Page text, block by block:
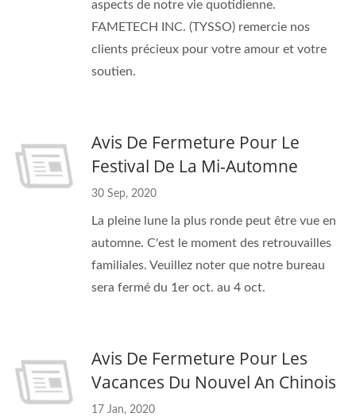
aspects de notre vie quotidienne.
FAMETECH INC. (TYSSO) remercie nos
clients précieux pour votre amour et votre
soutien.
Avis De Fermeture Pour Le
Festival De La Mi-Automne
30 Sep, 2020
La pleine lune la plus ronde peut être vue en
automne. C'est le moment des retrouvailles
familiales. Veuillez noter que notre bureau
sera fermé du 1er oct. au 4 oct.
Avis De Fermeture Pour Les
Vacances Du Nouvel An Chinois
17 Jan, 2020